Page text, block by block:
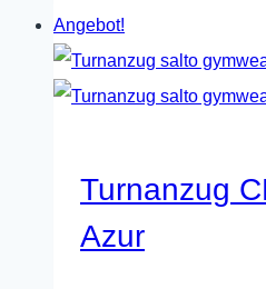
mehrere
Varianten
Optionen
Angebot!
Turnanzug
Azur